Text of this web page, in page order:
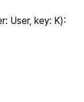
User, key: K):